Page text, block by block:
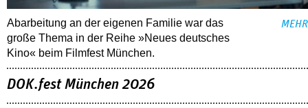
Abarbeitung an der eigenen Familie war das
große Thema in der Reihe »Neues deutsches
Kino« beim Filmfest München.
MEHR
DOK.fest München 2026